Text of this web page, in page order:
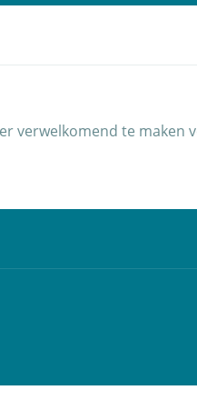
verwelkomend te maken